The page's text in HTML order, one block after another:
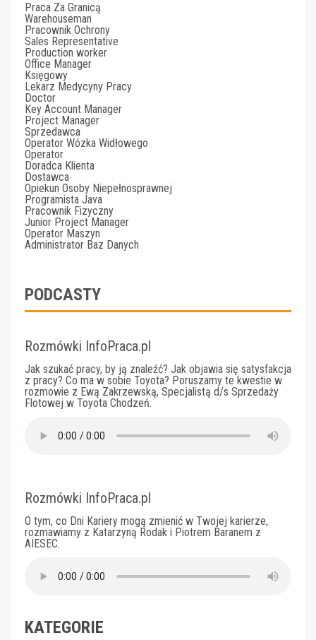
Praca Za Granicą
Warehouseman
Pracownik Ochrony
Sales Representative
Production worker
Office Manager
Księgowy
Lekarz Medycyny Pracy
Doctor
Key Account Manager
Project Manager
Sprzedawca
Operator Wózka Widłowego
Operator
Doradca Klienta
Dostawca
Opiekun Osoby Niepełnosprawnej
Programista Java
Pracownik Fizyczny
Junior Project Manager
Operator Maszyn
Administrator Baz Danych
PODCASTY
Rozmówki InfoPraca.pl
Jak szukać pracy, by ją znaleźć? Jak objawia się satysfakcja
z pracy? Co ma w sobie Toyota? Poruszamy te kwestie w
rozmowie z Ewą Zakrzewską, Specjalistą d/s Sprzedaży
Flotowej w Toyota Chodzeń.
Rozmówki InfoPraca.pl
O tym, co Dni Kariery mogą zmienić w Twojej karierze,
rozmawiamy z Katarzyną Rodak i Piotrem Baranem z
AIESEC.
KATEGORIE